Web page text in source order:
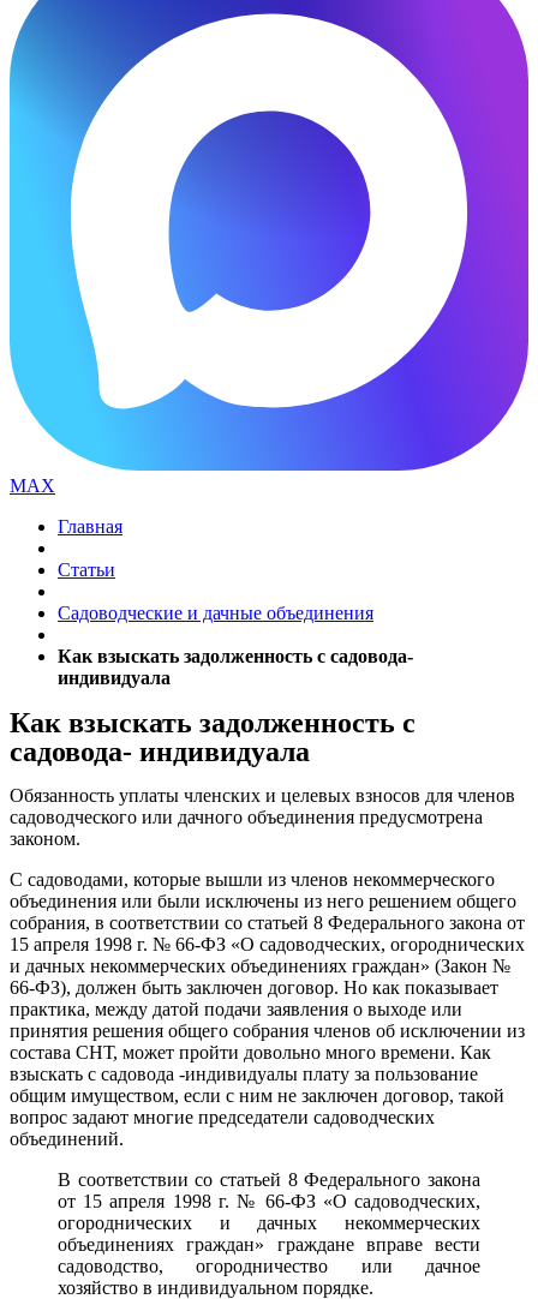
MAX
Главная
Статьи
Садоводческие и дачные объединения
Как взыскать задолженность с садовода-
индивидуала
Как взыскать задолженность с
садовода- индивидуала
Обязанность уплаты членских и целевых взносов для членов
садоводческого или дачного объединения предусмотрена
законом.
С садоводами, которые вышли из членов некоммерческого
объединения или были исключены из него решением общего
собрания, в соответствии со статьей 8 Федерального закона от
15 апреля 1998 г. № 66-ФЗ «О садоводческих, огороднических
и дачных некоммерческих объединениях граждан» (Закон №
66-ФЗ), должен быть заключен договор. Но как показывает
практика, между датой подачи заявления о выходе или
принятия решения общего собрания членов об исключении из
состава СНТ, может пройти довольно много времени. Как
взыскать с садовода -индивидуалы плату за пользование
общим имуществом, если с ним не заключен договор, такой
вопрос задают многие председатели садоводческих
объединений.
В соответствии со статьей 8 Федерального закона
от 15 апреля 1998 г. № 66-ФЗ «О садоводческих,
огороднических и дачных некоммерческих
объединениях граждан» граждане вправе вести
садоводство, огородничество или дачное
хозяйство в индивидуальном порядке.